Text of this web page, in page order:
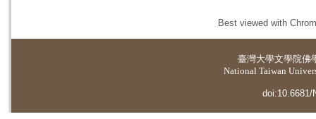
Best viewed with
臺灣大學文學院佛
National Taiwan
doi:10.6681/